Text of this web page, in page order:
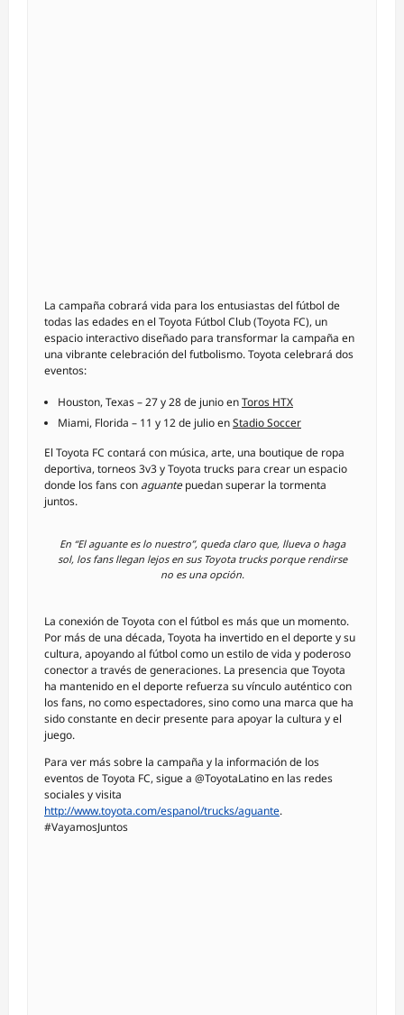
La campaña cobrará vida para los entusiastas del fútbol de
todas las edades en el Toyota Fútbol Club (Toyota FC), un
espacio interactivo diseñado para transformar la campaña en
una vibrante celebración del futbolismo. Toyota celebrará dos
eventos:
Houston, Texas – 27 y 28 de junio enToros HTX
Miami, Florida – 11 y 12 de julio enStadio Soccer
El Toyota FC contará con música, arte, una boutique de ropa
deportiva, torneos 3v3 y Toyota trucks para crear un espacio
donde los fans con aguantepuedan superar la tormenta
juntos.
En “El aguante es lo nuestro”, queda claro que, llueva o haga
sol, los fans llegan lejos en sus Toyota trucks porque rendirse
no es una opción.
La conexión de Toyota con el fútbol es más que un momento.
Por más de una década, Toyota ha invertido en el deporte y su
cultura, apoyando al fútbol como un estilo de vida y poderoso
conector a través de generaciones. La presencia que Toyota
ha mantenido en el deporte refuerza su vínculo auténtico con
los fans, no como espectadores, sino como una marca que ha
sido constante en decir presente para apoyar la cultura y el
juego.
Para ver más sobre la campaña y la información de los
eventos de Toyota FC, sigue a @ToyotaLatino en las redes
sociales y visita
http://www.toyota.com/espanol/trucks/aguante.
#VayamosJuntos